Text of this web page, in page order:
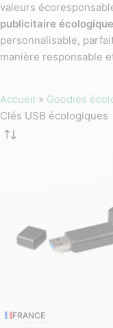
valeurs
publicitaire écologique
personnalisable,
manière responsable
Accueil » Goodies
Clés USB écologiques
FRANCE